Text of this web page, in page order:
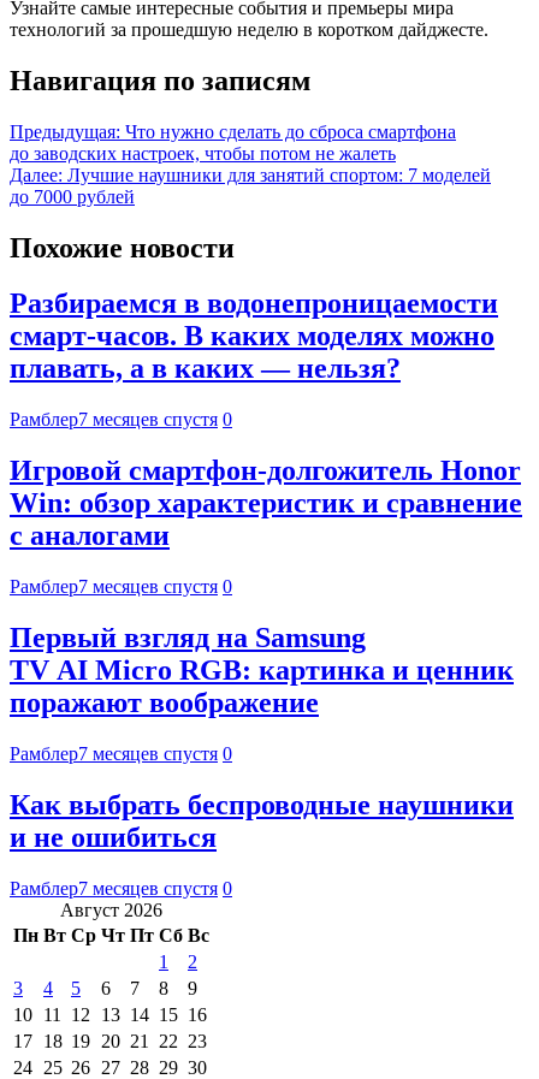
Узнайте самые интересные события и премьеры мира
технологий за прошедшую неделю в коротком дайджесте.
Навигация по записям
Предыдущая: Что нужно сделать до сброса смартфона
до заводских настроек, чтобы потом не жалеть
Далее: Лучшие наушники для занятий спортом: 7 моделей
до 7000 рублей
Похожие новости
Разбираемся в водонепроницаемости
смарт-часов. В каких моделях можно
плавать, а в каких — нельзя?
Рамблер7 месяцев спустя 0
Игровой смартфон-долгожитель Honor
Win: обзор характеристик и сравнение
с аналогами
Рамблер7 месяцев спустя 0
Первый взгляд на Samsung
TV AI Micro RGB: картинка и ценник
поражают воображение
Рамблер7 месяцев спустя 0
Как выбрать беспроводные наушники
и не ошибиться
Рамблер7 месяцев спустя 0
Август 2026
Пн Вт Ср Чт Пт Сб Вс
1
2
3
4 5 6 7 8
9
10 11 12 13 14 15 16
17 18 19 20 21 22 23
24 25 26 27 28 29 30